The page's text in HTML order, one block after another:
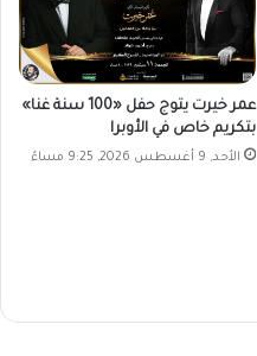
عمر خيرت يتوج حفل «100 سنة غنا»
بتكريم خاص في الأوبرا
الأحد, 9 أغسطس 2026, 9:25 مساءً